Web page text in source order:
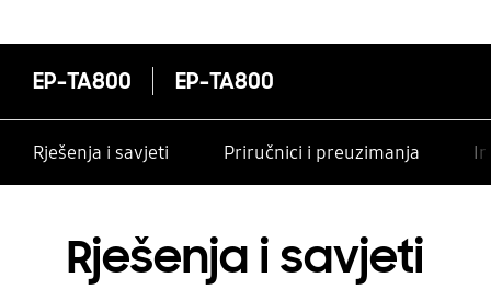
EP-TA800 EP-TA800
Rješenja i savjeti Priručnici i preuzimanja
Rješenja i savjeti